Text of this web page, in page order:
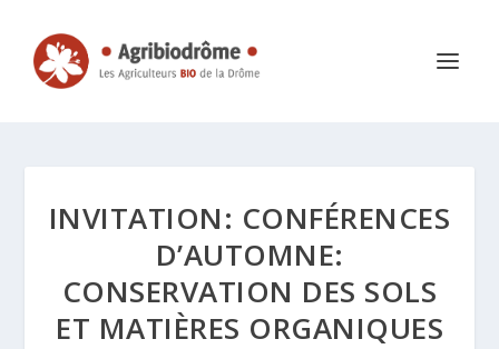
INVITATION: CONFÉRENCES
D’AUTOMNE:
CONSERVATION DES SOLS
ET MATIÈRES ORGANIQUES